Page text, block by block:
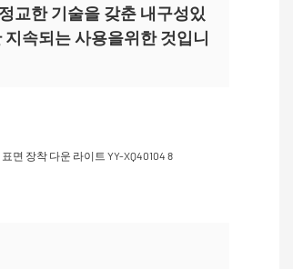
교한 기술을 갖춘 내구성있
속되는 사용을위한 것입니